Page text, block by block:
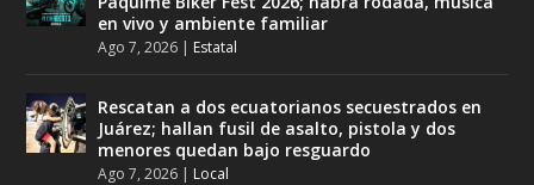
en vivo y ambiente familiar
Ago 7, 2026 | Estatal
Rescatan a dos ecuatorianos secuestrados en
Juárez; hallan fusil de asalto, pistola y dos
menores quedan bajo resguardo
Ago 7, 2026 | Local